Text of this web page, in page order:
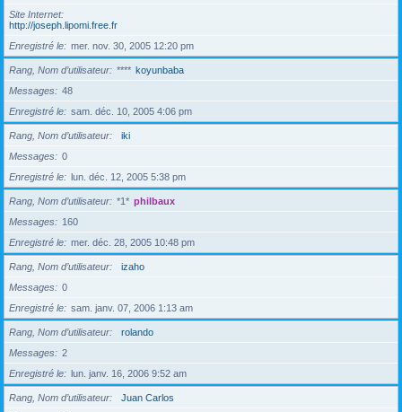
Site Internet
http://joseph.lipomi.free.fr
Enregistré le
mer. nov. 30, 2005 12:20 pm
Rang, Nom d’utilisateur **** koyunbaba
Messages
48
Enregistré le
sam. déc. 10, 2005 4:06 pm
Rang, Nom d’utilisateur
iki
Messages
0
Enregistré le
lun. déc. 12, 2005 5:38 pm
Rang, Nom d’utilisateur *1* philbaux
Messages
160
Enregistré le
mer. déc. 28, 2005 10:48 pm
Rang, Nom d’utilisateur
izaho
Messages
0
Enregistré le
sam. janv. 07, 2006 1:13 am
Rang, Nom d’utilisateur
rolando
Messages
2
Enregistré le
lun. janv. 16, 2006 9:52 am
Rang, Nom d’utilisateur
Juan Carlos